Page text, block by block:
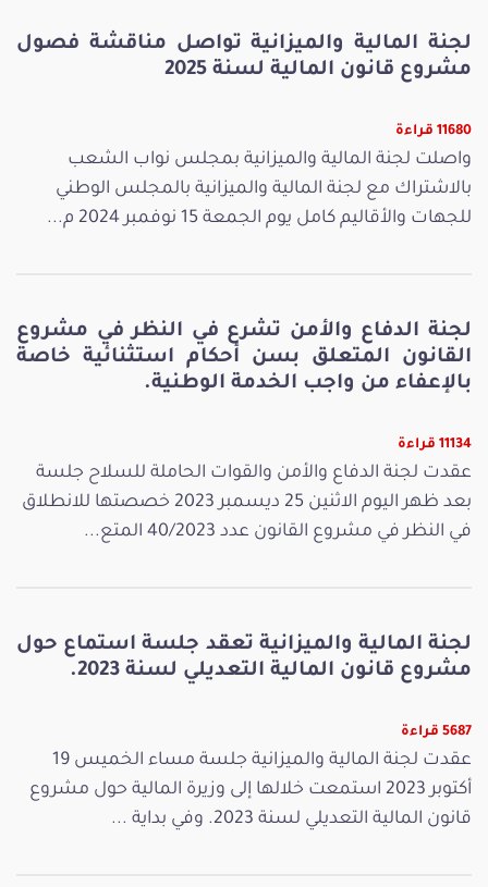
لجنة المالية والميزانية تواصل مناقشة فصول
مشروع قانون المالية لسنة 2025
11680 قراءة
واصلت لجنة المالية والميزانية بمجلس نواب الشعب
بالاشتراك مع لجنة المالية والميزانية بالمجلس الوطني
للجهات والأقاليم كامل يوم الجمعة 15 نوفمبر 2024 م...
لجنة الدفاع والأمن تشرع في النظر في مشروع
القانون المتعلق بسن أحكام استثنائية خاصة
بالإعفاء من واجب الخدمة الوطنية.
11134 قراءة
عقدت لجنة الدفاع والأمن والقوات الحاملة للسلاح جلسة
بعد ظهر اليوم الاثنين 25 ديسمبر 2023 خصصتها للانطلاق
في النظر في مشروع القانون عدد 40/2023 المتع...
لجنة المالية والميزانية تعقد جلسة استماع حول
مشروع قانون المالية التعديلي لسنة 2023.
5687 قراءة
عقدت لجنة المالية والميزانية جلسة مساء الخميس 19
أكتوبر 2023 استمعت خلالها إلى وزيرة المالية حول مشروع
قانون المالية التعديلي لسنة 2023. وفي بداية ...